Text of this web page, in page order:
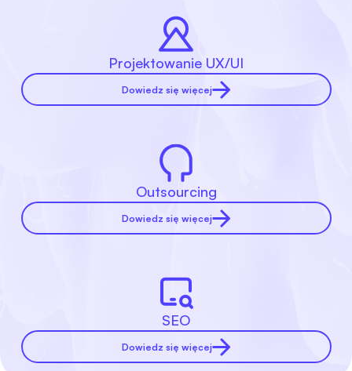
Projektowanie UX/UI
Dowiedz się więcej
Outsourcing
Dowiedz się więcej
SEO
Dowiedz się więcej